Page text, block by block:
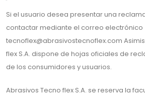
Si el usuario desea presentar una
contactar mediante el correo electrónico
tecnoflex@abrasivostecnoflex.com
flex S.A. dispone de hojas oficiales de
de los consumidores y usuarios.
Abrasivos Tecno flex S.A. se reserva la